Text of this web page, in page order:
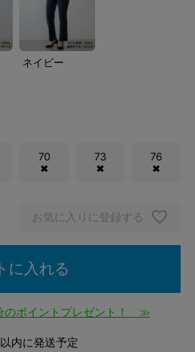
ネイビー
70
✖
73
✖
76
✖
お気に入りに登録する
に入れる
のポイントプレゼント！ ≫
内に発送予定